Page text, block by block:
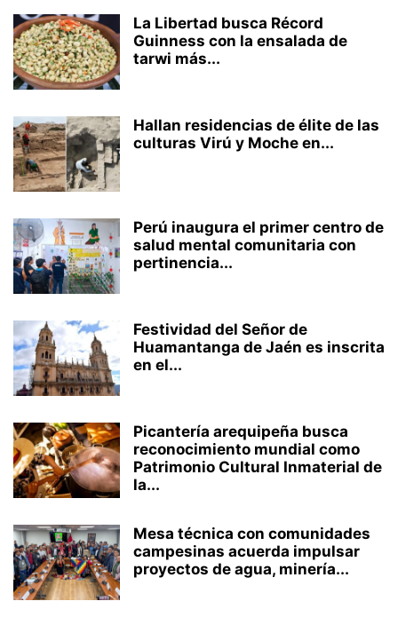
La Libertad busca Récord
Guinness con la ensalada de
tarwi más...
Hallan residencias de élite de las
culturas Virú y Moche en...
Perú inaugura el primer centro de
salud mental comunitaria con
pertinencia...
Festividad del Señor de
Huamantanga de Jaén es inscrita
en el...
Picantería arequipeña busca
reconocimiento mundial como
Patrimonio Cultural Inmaterial de
la...
Mesa técnica con comunidades
campesinas acuerda impulsar
proyectos de agua, minería...